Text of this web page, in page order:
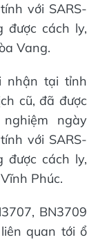
với SARS-
được cách ly,
Vang.
nhận tại tỉnh
cũ, đã được
ngày
với SARS-
được cách ly,
Phúc.
BN3709
quan tới ổ